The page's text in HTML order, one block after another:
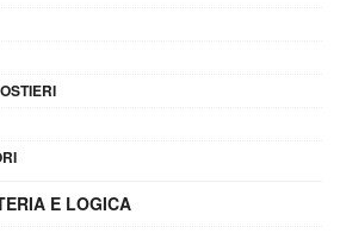
E LOGICA